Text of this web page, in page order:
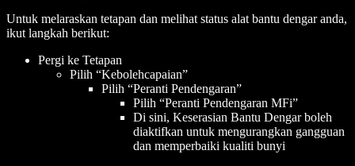
Untuk melaraskan tetapan dan melihat status alat bantu dengar anda,
ikut langkah berikut:
Pergi ke Tetapan
Pilih “Kebolehcapaian”
Pilih “Peranti Pendengaran”
Pilih “Peranti Pendengaran MFi”
Di sini, Keserasian Bantu Dengar boleh
diaktifkan untuk mengurangkan gangguan
dan memperbaiki kualiti bunyi